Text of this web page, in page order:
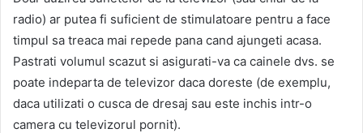
radio) ar putea fi suficient de stimulatoare pentru a face
timpul sa treaca mai repede pana cand ajungeti acasa.
Pastrati volumul scazut si asigurati-va ca cainele dvs. se
poate indeparta de televizor daca doreste (de exemplu,
daca utilizati o cusca de dresaj sau este inchis intr-o
camera cu televizorul pornit).